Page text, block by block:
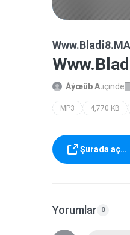
Www.Bladi8.MA
Àýœûb A.içinde
MP3 4,770 KB
Şurada aç…
Yorumlar 0